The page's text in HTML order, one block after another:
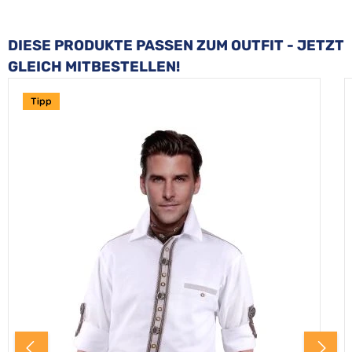
Produktgalerie überspringen
DIESE PRODUKTE PASSEN ZUM OUTFIT - JETZT
GLEICH MITBESTELLEN!
Tipp